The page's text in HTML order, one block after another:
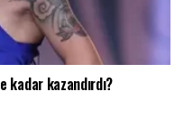
kadar kazandırdı?